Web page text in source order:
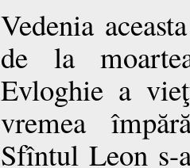
Vedenia
de la
Evloghie a
vremea
Sfîntul Leon s-